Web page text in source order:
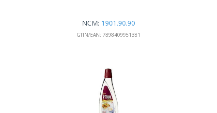
NCM: 1901.90.90
GTIN/EAN: 7898409951381